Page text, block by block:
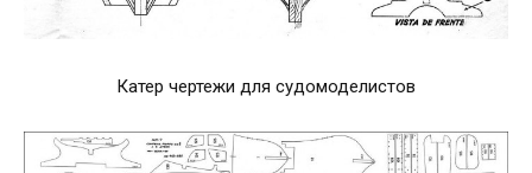
Катер чертежи для судомоделистов